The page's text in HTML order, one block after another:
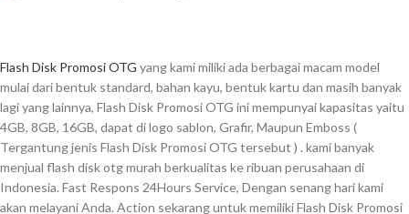
Flash Disk Promosi OTG yang kami miliki ada berbagai macam model
mulai dari bentuk standard, bahan kayu, bentuk kartu dan masih banyak
lagi yang lainnya, Flash Disk Promosi OTG ini mempunyai kapasitas yaitu
4GB, 8GB, 16GB, dapat di logo sablon, Grafir, Maupun Emboss (
Tergantung jenis Flash Disk Promosi OTG tersebut ) . kami banyak
menjual flash disk otg murah berkualitas ke ribuan perusahaan di
Indonesia. Fast Respons 24Hours Service, Dengan senang hari kami
akan melayani Anda. Action sekarang untuk memiliki Flash Disk Promosi